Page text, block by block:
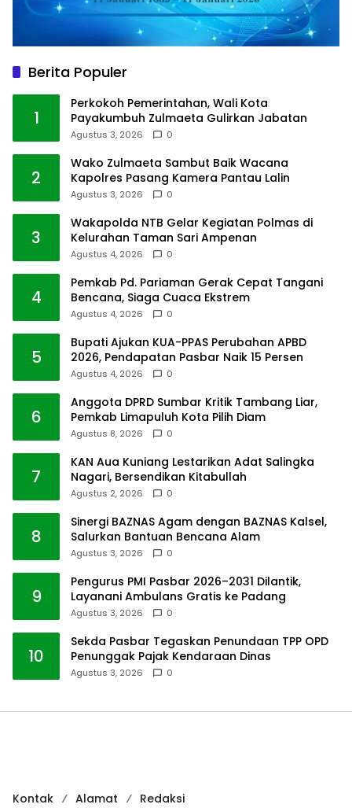
Berita Populer
1
Perkokoh Pemerintahan, Wali Kota
Payakumbuh Zulmaeta Gulirkan Jabatan
Agustus 3, 2026 0
2
Wako Zulmaeta Sambut Baik Wacana
Kapolres Pasang Kamera Pantau Lalin
Agustus 3, 2026 0
3
Wakapolda NTB Gelar Kegiatan Polmas di
Kelurahan Taman Sari Ampenan
Agustus 4, 2026 0
4
Pemkab Pd. Pariaman Gerak Cepat Tangani
Bencana, Siaga Cuaca Ekstrem
Agustus 4, 2026 0
5
Bupati Ajukan KUA-PPAS Perubahan APBD
2026, Pendapatan Pasbar Naik 15 Persen
Agustus 4, 2026 0
6
Anggota DPRD Sumbar Kritik Tambang Liar,
Pemkab Limapuluh Kota Pilih Diam
Agustus 8, 2026 0
7
KAN Aua Kuniang Lestarikan Adat Salingka
Nagari, Bersendikan Kitabullah
Agustus 2, 2026 0
8
Sinergi BAZNAS Agam dengan BAZNAS Kalsel,
Salurkan Bantuan Bencana Alam
Agustus 3, 2026 0
9
Pengurus PMI Pasbar 2026–2031 Dilantik,
Layanani Ambulans Gratis ke Padang
Agustus 3, 2026 0
10
Sekda Pasbar Tegaskan Penundaan TPP OPD
Penunggak Pajak Kendaraan Dinas
Agustus 3, 2026 0
Kontak Alamat Redaksi